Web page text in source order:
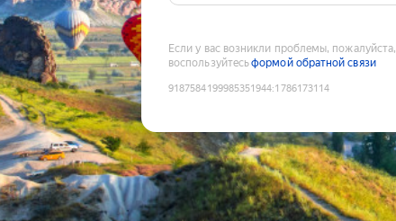
Если у вас возникли проблемы, пожалуйста,
воспользуйтесьформой обратной связи
9187584199985351944:1786173114